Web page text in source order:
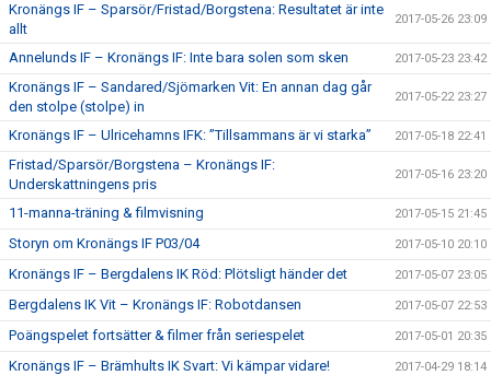
Kronängs IF – Sparsör/Fristad/Borgstena: Resultatet är inte
allt
2017-05-26 23:09
Annelunds IF – Kronängs IF: Inte bara solen som sken 2017-05-23 23:42
Kronängs IF – Sandared/Sjömarken Vit: En annan dag går
den stolpe (stolpe) in
2017-05-22 23:27
Kronängs IF – Ulricehamns IFK: ”Tillsammans är vi starka” 2017-05-18 22:41
Fristad/Sparsör/Borgstena – Kronängs IF:
Underskattningens pris
2017-05-16 23:20
11-manna-träning & filmvisning 2017-05-15 21:45
Storyn om Kronängs IF P03/04 2017-05-10 20:10
Kronängs IF – Bergdalens IK Röd: Plötsligt händer det 2017-05-07 23:05
Bergdalens IK Vit – Kronängs IF: Robotdansen 2017-05-07 22:53
Poängspelet fortsätter & filmer från seriespelet 2017-05-01 20:35
Kronängs IF – Brämhults IK Svart: Vi kämpar vidare! 2017-04-29 18:14